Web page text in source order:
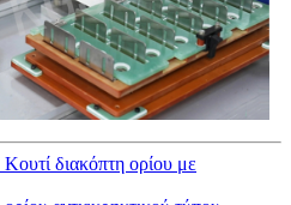
διακόπτη ορίου με